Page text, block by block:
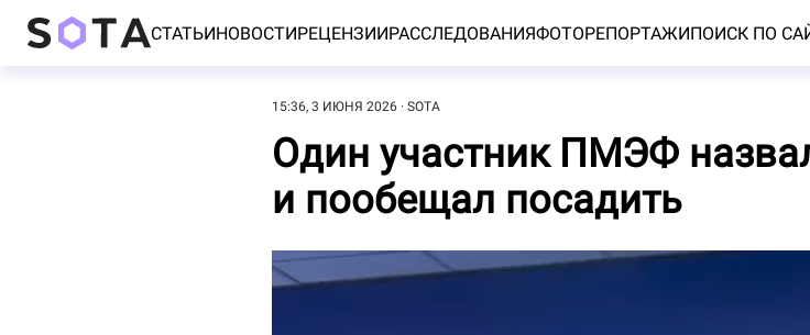
СТАТЬИНОВОСТИРЕЦЕНЗИИРАССЛЕДОВАНИЯФОТОРЕПОРТАЖИПОИСК ПО
15:36, 3 ИЮНЯ 2026 SOTA
Один участник ПМЭФ
и пообещал посадить